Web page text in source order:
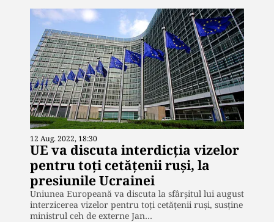
12 Aug. 2022, 18:30
UE va discuta interdicţia vizelor
pentru toţi cetăţenii ruşi, la
presiunile Ucrainei
Uniunea Europeană va discuta la sfârşitul lui august
interzicerea vizelor pentru toţi cetăţenii ruşi, susține
ministrul ceh de externe Jan…